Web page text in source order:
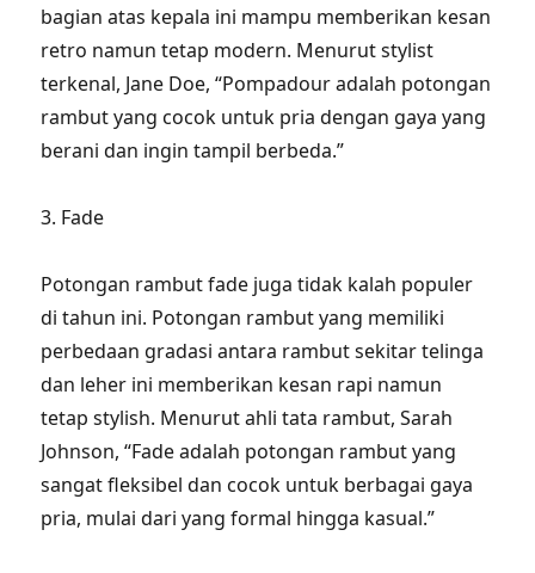
bagian atas kepala ini mampu memberikan kesan
retro namun tetap modern. Menurut stylist
terkenal, Jane Doe, “Pompadour adalah potongan
rambut yang cocok untuk pria dengan gaya yang
berani dan ingin tampil berbeda.”
3. Fade
Potongan rambut fade juga tidak kalah populer
di tahun ini. Potongan rambut yang memiliki
perbedaan gradasi antara rambut sekitar telinga
dan leher ini memberikan kesan rapi namun
tetap stylish. Menurut ahli tata rambut, Sarah
Johnson, “Fade adalah potongan rambut yang
sangat fleksibel dan cocok untuk berbagai gaya
pria, mulai dari yang formal hingga kasual.”